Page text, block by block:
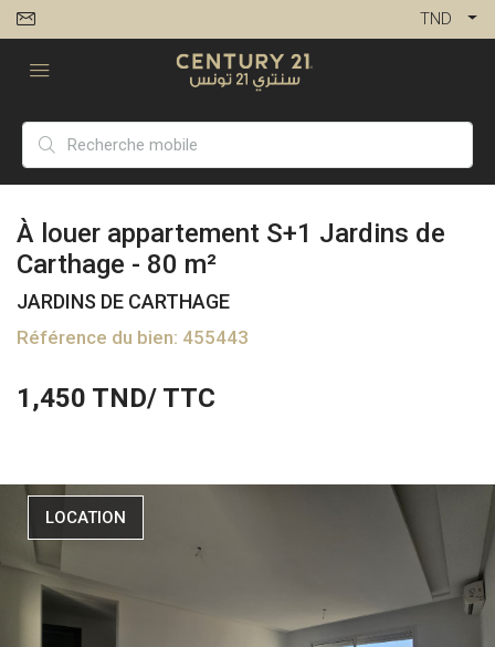
TND
À louer appartement S+1 Jardins de
Carthage - 80 m²
JARDINS DE CARTHAGE
Référence du bien: 455443
1,450 TND/ TTC
LOCATION